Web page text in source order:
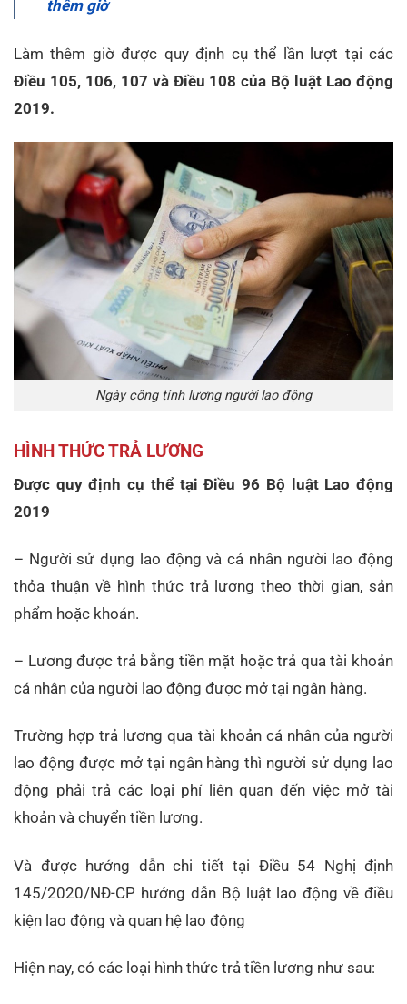
thêm giờ
Làm thêm giờ được quy định cụ thể lần lượt tại các
Điều 105, 106, 107 và Điều 108 của Bộ luật Lao động
2019.
Ngày công tính lương người lao động
HÌNH THỨC TRẢ LƯƠNG
Được quy định cụ thể tại Điều 96 Bộ luật Lao động
2019
– Người sử dụng lao động và cá nhân người lao động
thỏa thuận về hình thức trả lương theo thời gian, sản
phẩm hoặc khoán.
– Lương được trả bằng tiền mặt hoặc trả qua tài khoản
cá nhân của người lao động được mở tại ngân hàng.
Trường hợp trả lương qua tài khoản cá nhân của người
lao động được mở tại ngân hàng thì người sử dụng lao
động phải trả các loại phí liên quan đến việc mở tài
khoản và chuyển tiền lương.
Và được hướng dẫn chi tiết tại Điều 54 Nghị định
145/2020/NĐ-CP hướng dẫn Bộ luật lao động về điều
kiện lao động và quan hệ lao động
Hiện nay, có các loại hình thức trả tiền lương như sau: